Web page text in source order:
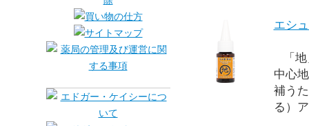
エシ
「
中心
補う
る）